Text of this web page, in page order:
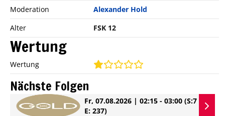
Moderation
Alexander Hold
Alter
FSK 12
Wertung
Wertung
Nächste Folgen
Fr, 07.08.2026 | 02:15 - 03:00 (S:7
E: 237)